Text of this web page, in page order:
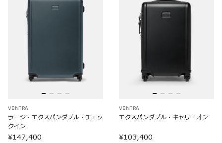
VENTRA
ラージ・エクスパンダブル・チェッ
クイン
¥147,400
VENTRA
エクスパンダブル・キャリーオン
¥103,400